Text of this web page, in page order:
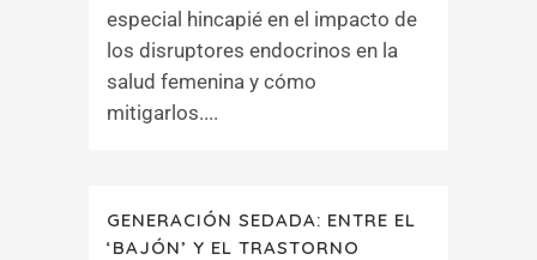
especial hincapié en el impacto de
los disruptores endocrinos en la
salud femenina y cómo
mitigarlos....
GENERACIÓN SEDADA: ENTRE EL
‘BAJÓN’ Y EL TRASTORNO